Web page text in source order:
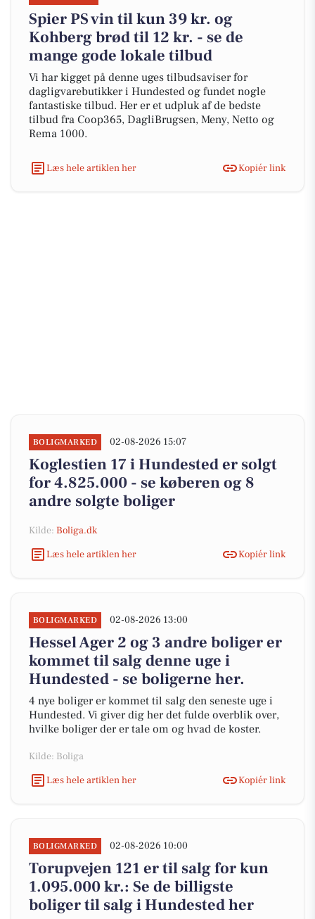
Spier PS vin til kun 39 kr. og
Kohberg brød til 12 kr. - se de
mange gode lokale tilbud
Vi har kigget på denne uges tilbudsaviser for
dagligvarebutikker i Hundested og fundet nogle
fantastiske tilbud. Her er et udpluk af de bedste
tilbud fra Coop365, DagliBrugsen, Meny, Netto og
Rema 1000.
Læs hele artiklen her Kopiér link
BOLIGMARKED 02-08-2026 15:07
Koglestien 17 i Hundested er solgt
for 4.825.000 - se køberen og 8
andre solgte boliger
Kilde: Boliga.dk
Læs hele artiklen her
Kopiér link
BOLIGMARKED 02-08-2026 13:00
Hessel Ager 2 og 3 andre boliger er
kommet til salg denne uge i
Hundested - se boligerne her.
4 nye boliger er kommet til salg den seneste uge i
Hundested. Vi giver dig her det fulde overblik over,
hvilke boliger der er tale om og hvad de koster.
Kilde: Boliga
Læs hele artiklen her
Kopiér link
BOLIGMARKED 02-08-2026 10:00
Torupvejen 121 er til salg for kun
1.095.000 kr.: Se de billigste
boliger til salg i Hundested her